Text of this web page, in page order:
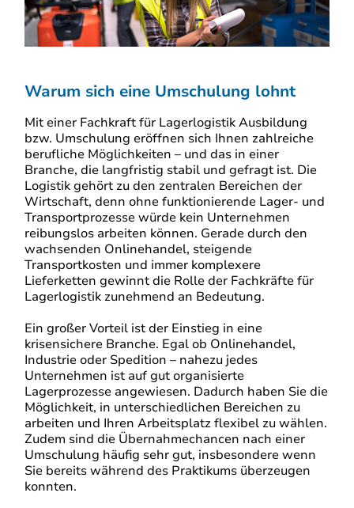
Warum sich eine Umschulung lohnt
Mit einer Fachkraft für Lagerlogistik Ausbildung
bzw. Umschulung eröffnen sich Ihnen zahlreiche
berufliche Möglichkeiten – und das in einer
Branche, die langfristig stabil und gefragt ist. Die
Logistik gehört zu den zentralen Bereichen der
Wirtschaft, denn ohne funktionierende Lager- und
Transportprozesse würde kein Unternehmen
reibungslos arbeiten können. Gerade durch den
wachsenden Onlinehandel, steigende
Transportkosten und immer komplexere
Lieferketten gewinnt die Rolle der Fachkräfte für
Lagerlogistik zunehmend an Bedeutung.
Ein großer Vorteil ist der Einstieg in eine
krisensichere Branche. Egal ob Onlinehandel,
Industrie oder Spedition – nahezu jedes
Unternehmen ist auf gut organisierte
Lagerprozesse angewiesen. Dadurch haben Sie die
Möglichkeit, in unterschiedlichen Bereichen zu
arbeiten und Ihren Arbeitsplatz flexibel zu wählen.
Zudem sind die Übernahmechancen nach einer
Umschulung häufig sehr gut, insbesondere wenn
Sie bereits während des Praktikums überzeugen
konnten.